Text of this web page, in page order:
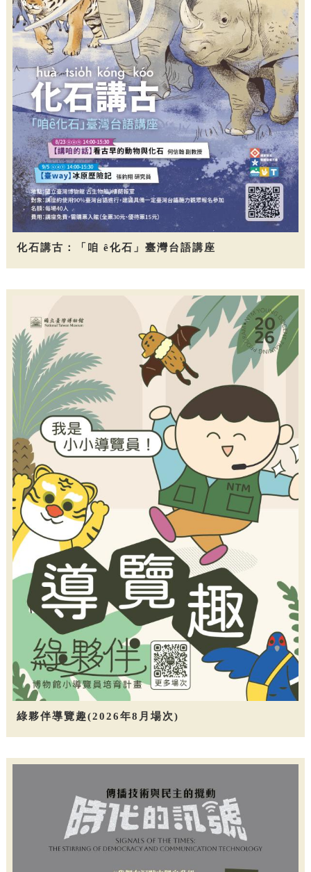
化石講古：「咱 ê化石」臺灣台語講座
綠夥伴導覽趣(2026年8月場次)